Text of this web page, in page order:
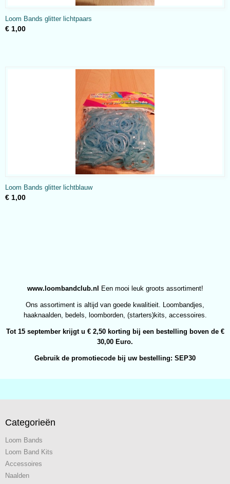
Loom Bands glitter lichtpaars
€ 1,00
Loom Bands glitter lichtblauw
€ 1,00
www.loombandclub.nl Een mooi leuk groots assortiment!
Ons assortiment is altijd van goede kwalitieit. Loombandjes,
haaknaalden, bedels, loomborden, (starters)kits, accessoires.
Tot 15 september krijgt u € 2,50 korting bij een bestelling boven de €
30,00 Euro.
Gebruik de promotiecode bij uw bestelling: SEP30
Categorieën
Loom Bands
Loom Band Kits
Accessoires
Naalden